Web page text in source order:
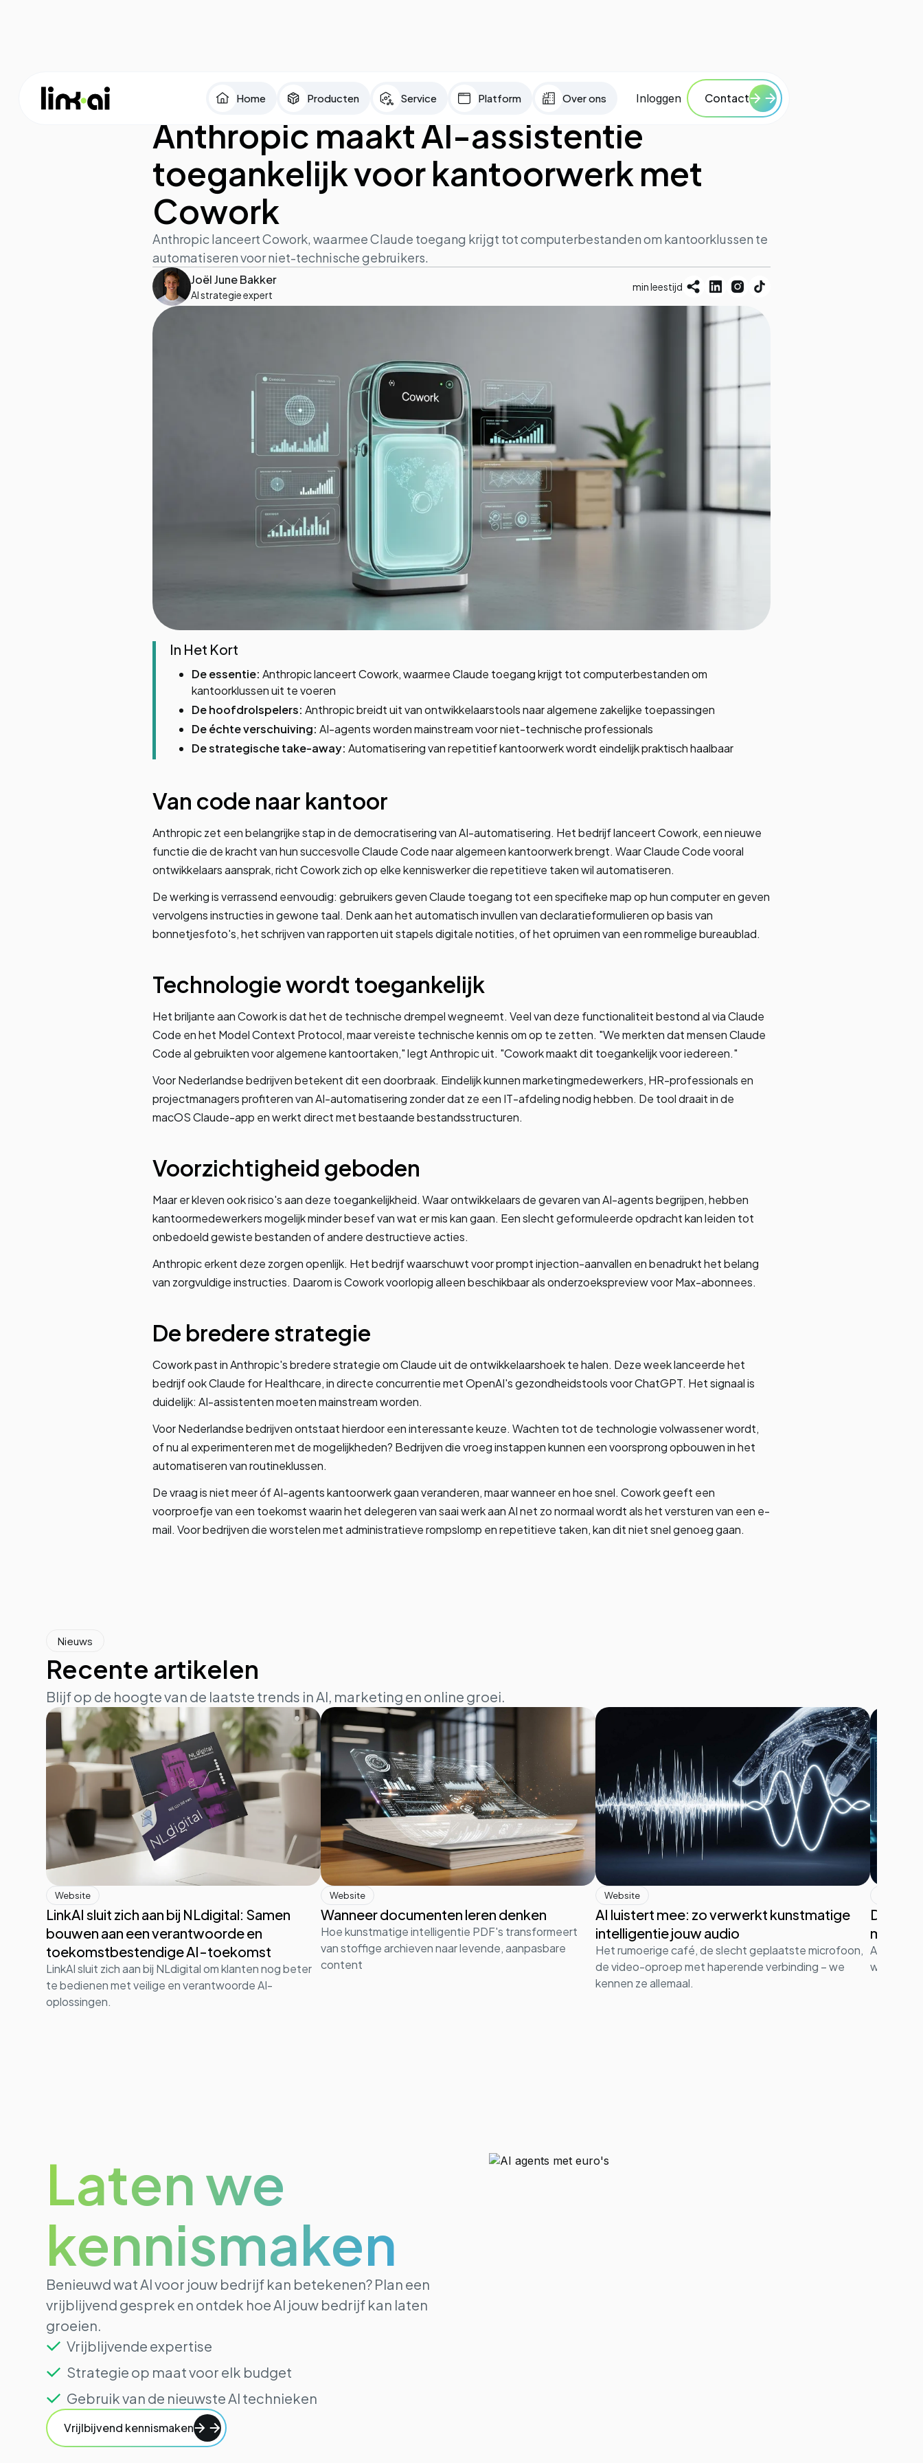
Home Producten Service Platform Over ons Inloggen Contact
AI in de praktijk January 21, 2026
Anthropic maakt AI-assistentie
toegankelijk voor kantoorwerk met
Cowork
Anthropic lanceert Cowork, waarmee Claude toegang krijgt tot computerbestanden om kantoorklussen te
automatiseren voor niet-technische gebruikers.
Joël June Bakker
AI strategie expert
min leestijd
In Het Kort
De essentie: Anthropic lanceert Cowork, waarmee Claude toegang krijgt tot computerbestanden om
kantoorklussen uit te voeren
De hoofdrolspelers: Anthropic breidt uit van ontwikkelaarstools naar algemene zakelijke toepassingen
De échte verschuiving: AI-agents worden mainstream voor niet-technische professionals
De strategische take-away: Automatisering van repetitief kantoorwerk wordt eindelijk praktisch haalbaar
Van code naar kantoor
Anthropic zet een belangrijke stap in de democratisering van AI-automatisering. Het bedrijf lanceert Cowork, een nieuwe
functie die de kracht van hun succesvolle Claude Code naar algemeen kantoorwerk brengt. Waar Claude Code vooral
ontwikkelaars aansprak, richt Cowork zich op elke kenniswerker die repetitieve taken wil automatiseren.
De werking is verrassend eenvoudig: gebruikers geven Claude toegang tot een specifieke map op hun computer en geven
vervolgens instructies in gewone taal. Denk aan het automatisch invullen van declaratieformulieren op basis van
bonnetjesfoto's, het schrijven van rapporten uit stapels digitale notities, of het opruimen van een rommelige bureaublad.
Technologie wordt toegankelijk
Het briljante aan Cowork is dat het de technische drempel wegneemt. Veel van deze functionaliteit bestond al via Claude
Code en het Model Context Protocol, maar vereiste technische kennis om op te zetten. "We merkten dat mensen Claude
Code al gebruikten voor algemene kantoortaken," legt Anthropic uit. "Cowork maakt dit toegankelijk voor iedereen."
Voor Nederlandse bedrijven betekent dit een doorbraak. Eindelijk kunnen marketingmedewerkers, HR-professionals en
projectmanagers profiteren van AI-automatisering zonder dat ze een IT-afdeling nodig hebben. De tool draait in de
macOS Claude-app en werkt direct met bestaande bestandsstructuren.
Voorzichtigheid geboden
Maar er kleven ook risico's aan deze toegankelijkheid. Waar ontwikkelaars de gevaren van AI-agents begrijpen, hebben
kantoormedewerkers mogelijk minder besef van wat er mis kan gaan. Een slecht geformuleerde opdracht kan leiden tot
onbedoeld gewiste bestanden of andere destructieve acties.
Anthropic erkent deze zorgen openlijk. Het bedrijf waarschuwt voor prompt injection-aanvallen en benadrukt het belang
van zorgvuldige instructies. Daarom is Cowork voorlopig alleen beschikbaar als onderzoekspreview voor Max-abonnees.
De bredere strategie
Cowork past in Anthropic's bredere strategie om Claude uit de ontwikkelaarshoek te halen. Deze week lanceerde het
bedrijf ook Claude for Healthcare, in directe concurrentie met OpenAI's gezondheidstools voor ChatGPT. Het signaal is
duidelijk: AI-assistenten moeten mainstream worden.
Voor Nederlandse bedrijven ontstaat hierdoor een interessante keuze. Wachten tot de technologie volwassener wordt,
of nu al experimenteren met de mogelijkheden? Bedrijven die vroeg instappen kunnen een voorsprong opbouwen in het
automatiseren van routineklussen.
De vraag is niet meer óf AI-agents kantoorwerk gaan veranderen, maar wanneer en hoe snel. Cowork geeft een
voorproefje van een toekomst waarin het delegeren van saai werk aan AI net zo normaal wordt als het versturen van een e-
mail. Voor bedrijven die worstelen met administratieve rompslomp en repetitieve taken, kan dit niet snel genoeg gaan.
Nieuws
Recente artikelen
Blijf op de hoogte van de laatste trends in AI, marketing en online groei.
Website
LinkAI sluit zich aan bij NLdigital: Samen
bouwen aan een verantwoorde en
toekomstbestendige AI-toekomst
LinkAI sluit zich aan bij NLdigital om klanten nog beter
te bedienen met veilige en verantwoorde AI-
oplossingen.
Website
Wanneer documenten leren denken
Hoe kunstmatige intelligentie PDF's transformeert
van stoffige archieven naar levende, aanpasbare
content
Website
AI luistert mee: zo verwerkt kunstmatige
intelligentie jouw audio
Het rumoerige café, de slecht geplaatste microfoon,
de video-oproep met haperende verbinding – we
kennen ze allemaal.
De
met AI
AI kan je
waar de
Laten we
kennismaken
Benieuwd wat AI voor jouw bedrijf kan betekenen? Plan een
vrijblijvend gesprek en ontdek hoe AI jouw bedrijf kan laten
groeien.
Vrijblijvende expertise
Strategie op maat voor elk budget
Gebruik van de nieuwste AI technieken
Vrijlbijvend kennismaken